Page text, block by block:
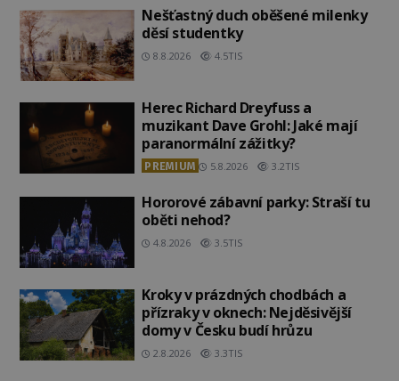
Nešťastný duch oběšené milenky
děsí studentky
8.8.2026 4.5TIS
Herec Richard Dreyfuss a
muzikant Dave Grohl: Jaké mají
paranormální zážitky?
PREMIUM 5.8.2026 3.2TIS
Hororové zábavní parky: Straší tu
oběti nehod?
4.8.2026 3.5TIS
Kroky v prázdných chodbách a
přízraky v oknech: Nejděsivější
domy v Česku budí hrůzu
2.8.2026 3.3TIS